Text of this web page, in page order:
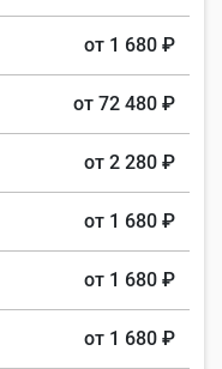
от 1 680 ₽
от 72 480 ₽
от 2 280 ₽
от 1 680 ₽
от 1 680 ₽
от 1 680 ₽